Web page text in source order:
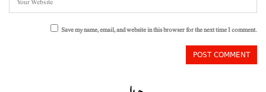
Save my name, email, and website in this browser for the next time I comment.